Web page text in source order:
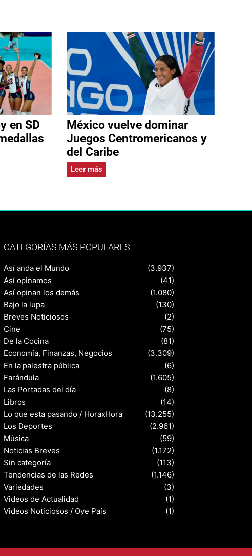
en SD
México vuelve dominar
Juegos Centromericanos y
del Caribe
Leer más
CATEGORÍAS MÁS POPULARES
Así anda el Mundo
(3.937)
Así opinamos
(41)
Así opinan los demás
(1.080)
Bajo la lupa
(130)
Breves Noticiosos
(2)
Cine
(75)
De la Cocina
(81)
Economía, Finanzas, Negocios
(3.309)
En la palestra pública
(6)
Farándula
(1.605)
Las Portadas del día
(8)
Libros
(14)
Lo que esta pasando / HoraxHora
(13.255)
Los Deportes
(2.961)
Música
(59)
Noticias Breves
(1.172)
Sin categoría
(113)
Tendencias de las Redes
(1.146)
Variedades
(3)
Videos de Actualidad
(1)
Videos Noticiosos / Oye País
(1)